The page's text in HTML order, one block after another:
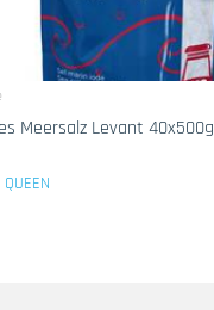
Meersalz Levant 40x500g
QUEEN